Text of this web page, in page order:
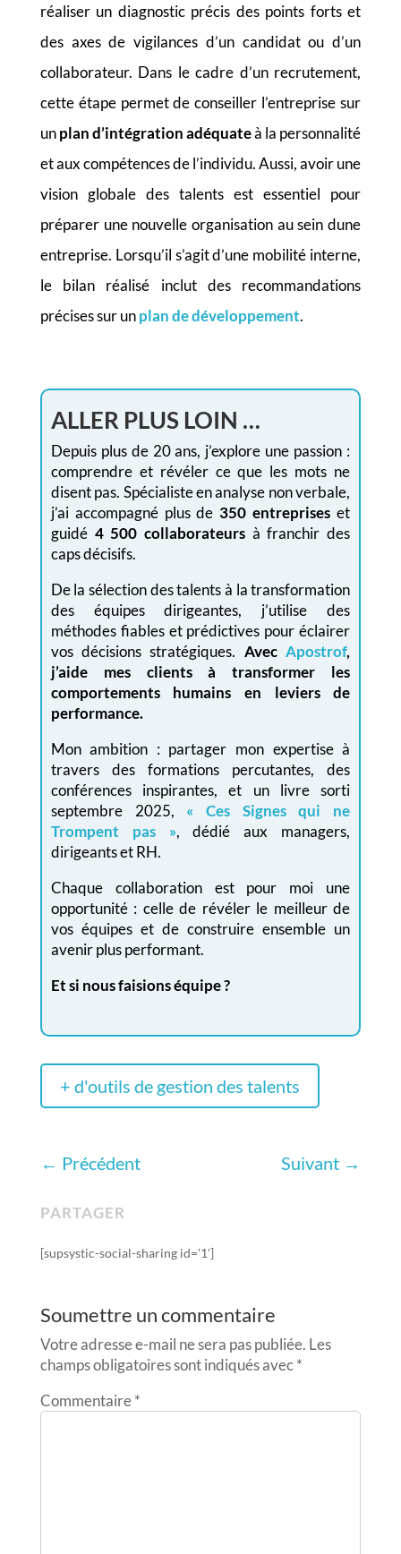
réaliser un diagnostic précis des points forts et
des axes de vigilances d’un candidat ou d’un
collaborateur. Dans le cadre d’un recrutement,
cette étape permet de conseiller l’entreprise sur
unplan d’intégration adéquateà la personnalité
et aux compétences de l’individu. Aussi, avoir une
vision globale des talents est essentiel pour
préparer une nouvelle organisation au sein dune
entreprise. Lorsqu’il s’agit d’une mobilité interne,
le bilan réalisé inclut des recommandations
précises sur un plan de développement.
ALLER PLUS LOIN …
Depuis plus de 20 ans, j’explore une passion :
comprendre et révéler ce que les mots ne
disent pas. Spécialiste en analyse non verbale,
j’ai accompagné plus de 350 entreprises et
guidé 4 500 collaborateurs à franchir des
caps décisifs.
De la sélection des talents à la transformation
des équipes dirigeantes, j’utilise des
méthodes fiables et prédictives pour éclairer
vos décisions stratégiques. AvecApostrof,
j’aide mes clients à transformer les
comportements humains en leviers de
performance.
Mon ambition : partager mon expertise à
travers des formations percutantes, des
conférences inspirantes, et un livre sorti
septembre 2025, « Ces Signes qui ne
Trompent pas », dédié aux managers,
dirigeants et RH.
Chaque collaboration est pour moi une
opportunité : celle de révéler le meilleur de
vos équipes et de construire ensemble un
avenir plus performant.
Et si nous faisions équipe ?
+ d'outils de gestion des talents
← Précédent Suivant →
PARTAGER
[supsystic-social-sharing id='1']
Soumettre un commentaire
Votre adresse e-mail ne sera pas publiée. Les
champs obligatoires sont indiqués avec*
Commentaire*